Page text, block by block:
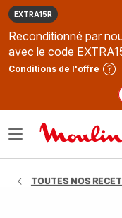
EXTRA15R
Reconditionné par
avec le code
Conditions de l'offre
Ouvrir
TOUTES NOS